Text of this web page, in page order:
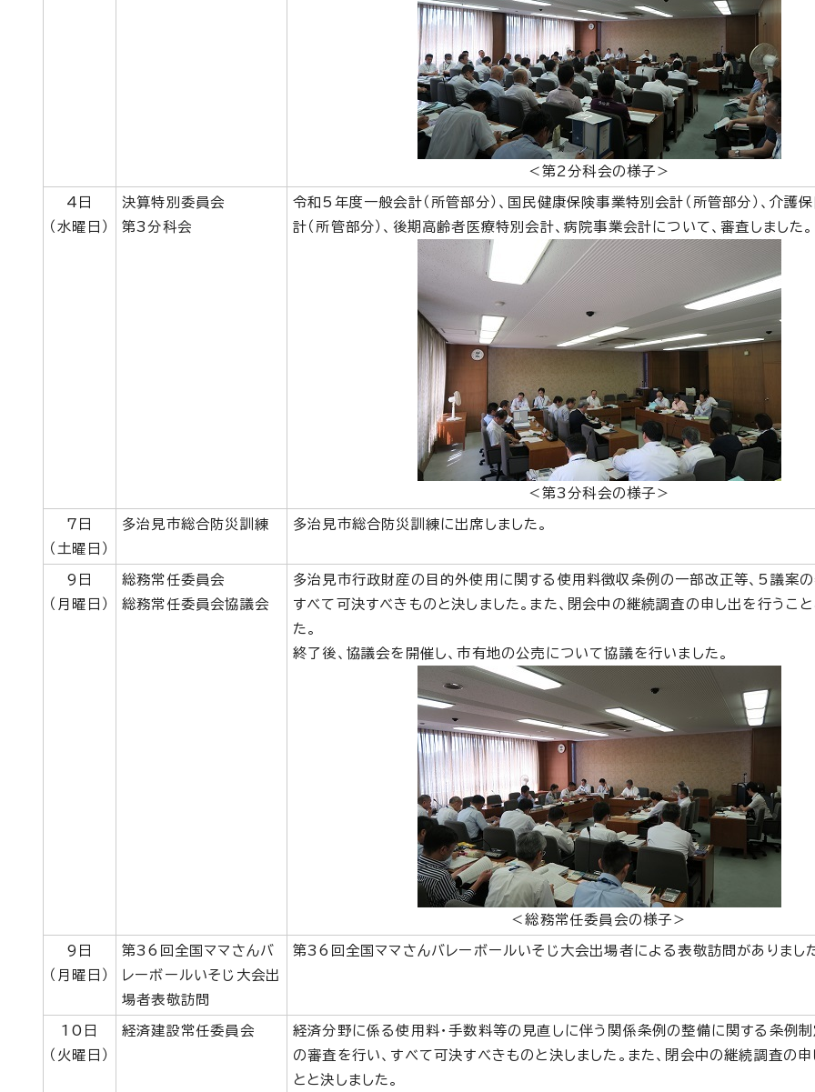
＜第2分科会の様子＞
4日
（水曜日）
決算特別委員会
第3分科会
令和5年度一般会計（所管部分）、国民健康保険事業特別会計（所管部分）、介護
計（所管部分）、後期高齢者医療特別会計、病院事業会計について、審査しました。
＜第3分科会の様子＞
7日
（土曜日）
多治見市総合防災訓練 多治見市総合防災訓練に出席しました。
9日
（月曜日）
総務常任委員会
総務常任委員会協議会
多治見市行政財産の目的外使用に関する使用料徴収条例の一部改正等、5議案の
すべて可決すべきものと決しました。また、閉会中の継続調査の申し出を行うこと
た。
終了後、協議会を開催し、市有地の公売について協議を行いました。
＜総務常任委員会の様子＞
9日
（月曜日）
第36回全国ママさんバ
レーボールいそじ大会出
場者表敬訪問
第36回全国ママさんバレーボールいそじ大会出場者による表敬訪問がありました
10日
（火曜日）
経済建設常任委員会
経済分野に係る使用料・手数料等の見直しに伴う関係条例の整備に関する条例
の審査を行い、すべて可決すべきものと決しました。また、閉会中の継続調査の申
とと決しました。